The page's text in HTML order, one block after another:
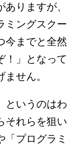
りますが、
ミングスクー
今までと全然
！」となって
せん。
というのはわ
それらを狙い
「プログラミ